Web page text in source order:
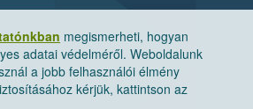
megismerheti, hogyan
adatai védelméről. Weboldalunk
a jobb felhasználói élmény
kérjük, kattintson az